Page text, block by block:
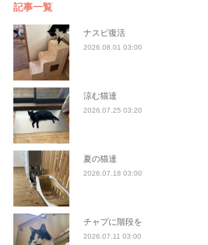
記事一覧
ナスビ復活
2026.08.01 03:00
涼む猫達
2026.07.25 03:20
夏の猫達
2026.07.18 03:00
チャプに階段を
2026.07.11 03:00